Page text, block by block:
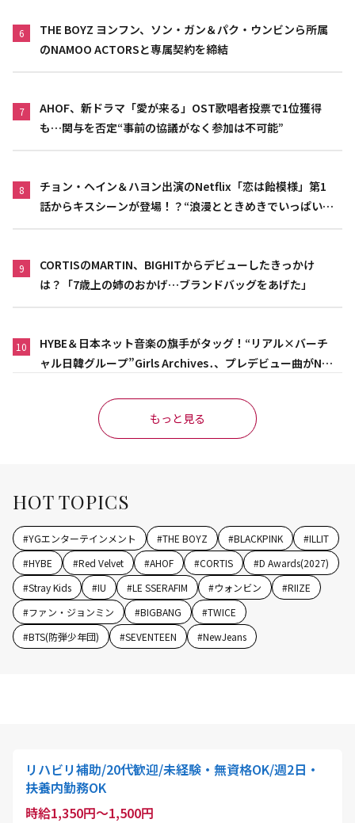
6
THE BOYZ ヨンフン、ソン・ガン＆パク・ウンビンら所属
のNAMOO ACTORSと専属契約を締結
7
AHOF、新ドラマ「愛が来る」OST歌唱者投票で1位獲得
も…関与を否定“事前の協議がなく参加は不可能”
8
チョン・ヘイン＆ハヨン出演のNetflix「恋は飴模様」第1
話からキスシーンが登場！？“浪漫とときめきでいっぱいの
9
CORTISのMARTIN、BIGHITからデビューしたきっかけ
は？「7歳上の姉のおかげ…ブランドバッグをあげた」
10
HYBE＆日本ネット音楽の旗手がタッグ！“リアル×バーチ
ャル日韓グループ”Girls Archives․、プレデビュー曲がNet
もっと見る
HOT TOPICS
#YGエンターテインメント #THE BOYZ #BLACKPINK #ILLIT
#HYBE #Red Velvet #AHOF #CORTIS #D Awards(2027)
#Stray Kids #IU #LE SSERAFIM #ウォンビン #RIIZE
#ファン・ジョンミン #BIGBANG #TWICE
#BTS(防弾少年団) #SEVENTEEN #NewJeans
リハビリ補助/20代歓迎/未経験・無資格OK/週2日・
扶養内勤務OK
時給1,350円～1,500円